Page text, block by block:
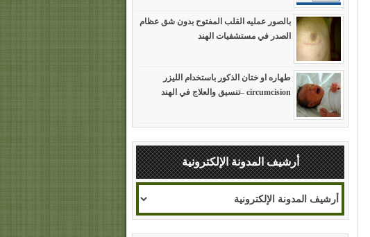
بالصور عمليه القلب المفتوح بدون شق عظام
الصدر في مستشفيات الهند
طهاره او ختان الذكور باستخدام الليزر
circumcision –تنسيق والعلاج في الهند
أرشيف المدونة الإلكترونية